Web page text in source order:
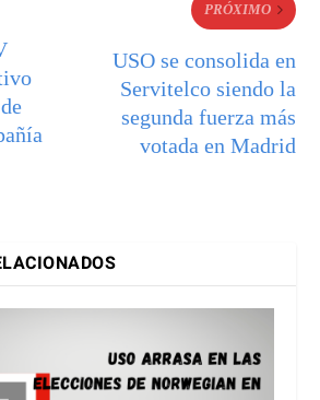
PRÓXIMO
USO se consolida en
Servitelco siendo la
segunda fuerza más
votada en Madrid